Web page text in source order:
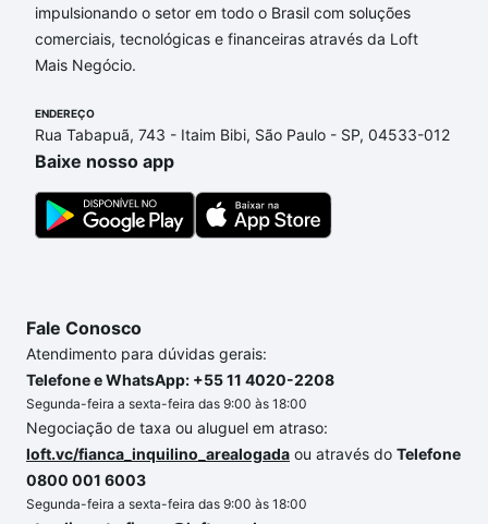
impulsionando o setor em todo o Brasil com soluções
comerciais, tecnológicas e financeiras através da Loft
Mais Negócio.
ENDEREÇO
Rua Tabapuã, 743 - Itaim Bibi, São Paulo - SP, 04533-012
Baixe nosso app
Fale Conosco
Atendimento para dúvidas gerais:
Telefone e WhatsApp: +55 11 4020-2208
Segunda-feira a sexta-feira das 9:00 às 18:00
Negociação de taxa ou aluguel em atraso:
loft.vc/fianca_inquilino_arealogada ou através do Telefone
0800 001 6003
Segunda-feira a sexta-feira das 9:00 às 18:00